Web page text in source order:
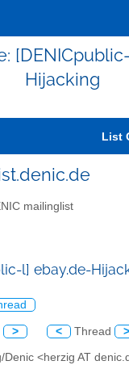
Hijacking
List
mailinglist
l] ebay.de-
> < Thread >
Denic <herzig AT